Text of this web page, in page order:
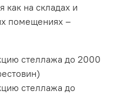
как на складах и
помещениях –
стеллажа до 2000
стеллажа до